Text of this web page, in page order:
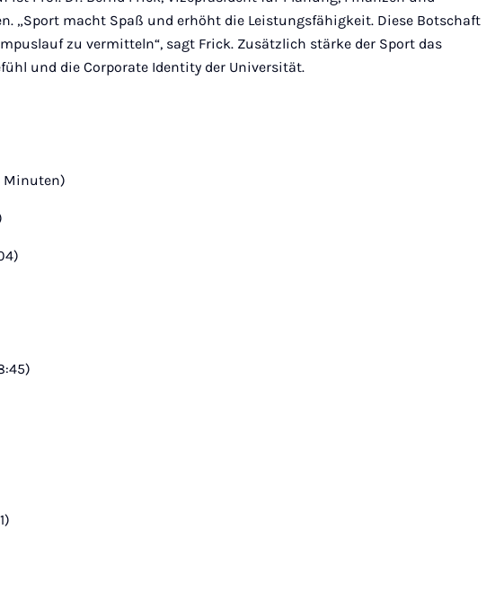
„Sport macht Spaß und erhöht die Leistungsfähigkeit. Diese Botschaft
zu vermitteln“, sagt Frick. Zusätzlich stärke der Sport das
und die Corporate Identity der Universität.
Minuten)